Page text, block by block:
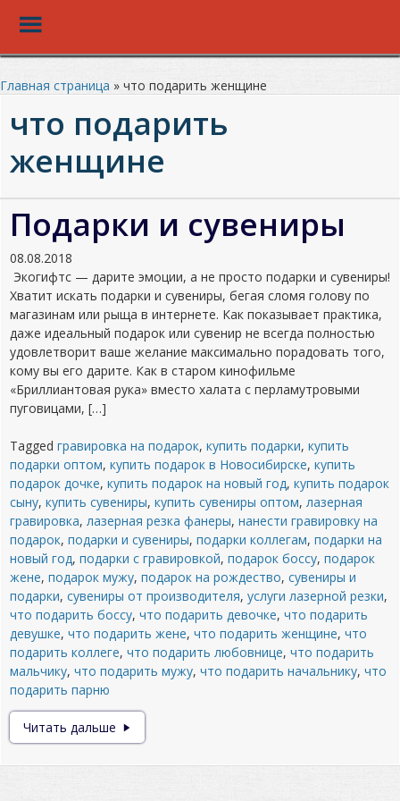
Перейти
к
основному
контенту
Главная страница » что подарить женщине
что подарить
женщине
Подарки и сувениры
08.08.2018
Экогифтс — дарите эмоции, а не просто подарки и сувениры!
Хватит искать подарки и сувениры, бегая сломя голову по
магазинам или рыща в интернете. Как показывает практика,
даже идеальный подарок или сувенир не всегда полностью
удовлетворит ваше желание максимально порадовать того,
кому вы его дарите. Как в старом кинофильме
«Бриллиантовая рука» вместо халата с перламутровыми
пуговицами, […]
Tagged гравировка на подарок, купить подарки, купить
подарки оптом, купить подарок в Новосибирске, купить
подарок дочке, купить подарок на новый год, купить подарок
сыну, купить сувениры, купить сувениры оптом, лазерная
гравировка, лазерная резка фанеры, нанести гравировку на
подарок, подарки и сувениры, подарки коллегам, подарки на
новый год, подарки с гравировкой, подарок боссу, подарок
жене, подарок мужу, подарок на рождество, сувениры и
подарки, сувениры от производителя, услуги лазерной резки,
что подарить боссу, что подарить девочке, что подарить
девушке, что подарить жене, что подарить женщине, что
подарить коллеге, что подарить любовнице, что подарить
мальчику, что подарить мужу, что подарить начальнику, что
подарить парню
Читать дальше
Подарки